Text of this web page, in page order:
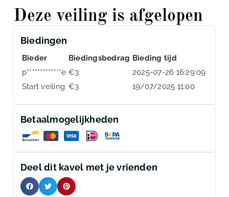
Deze veiling is afgelopen
Biedingen
Bieder Biedingsbedrag Bieding tijd
p*************e €3
2025-07-26 16:29:09
Start veiling €3 19/07/2025 11:00
Betaalmogelijkheden
Deel dit kavel met je vrienden